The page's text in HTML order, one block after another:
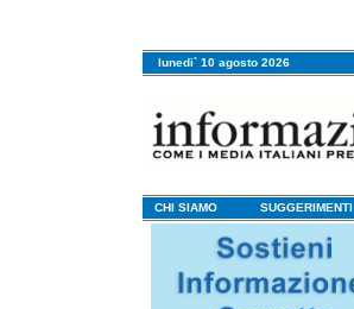
lunedi` 10 agosto 2026
CHI SIAMO SUGGERIMENTI